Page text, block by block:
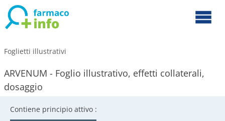
Foglietti illustrativi
ARVENUM - Foglio illustrativo, effetti collaterali,
dosaggio
Contiene principio attivo :